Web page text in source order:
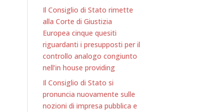
Il Consiglio di Stato rimette
alla Corte di Giustizia
Europea cinque quesiti
riguardanti i presupposti per il
controllo analogo congiunto
nell’in house providing
Il Consiglio di Stato si
pronuncia nuovamente sulle
nozioni di impresa pubblica e